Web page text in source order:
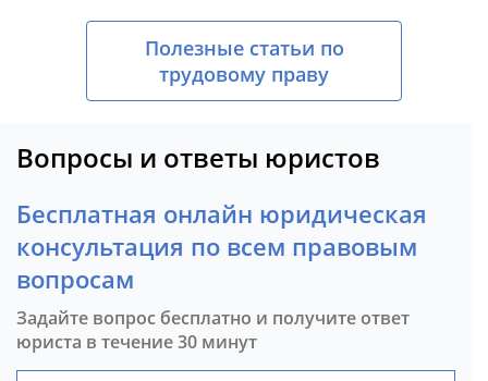
Полезные статьи по
трудовому праву
Вопросы и ответы юристов
Бесплатная онлайн юридическая
консультация по всем правовым
вопросам
Задайте вопрос бесплатно и получите ответ
юриста в течение 30 минут